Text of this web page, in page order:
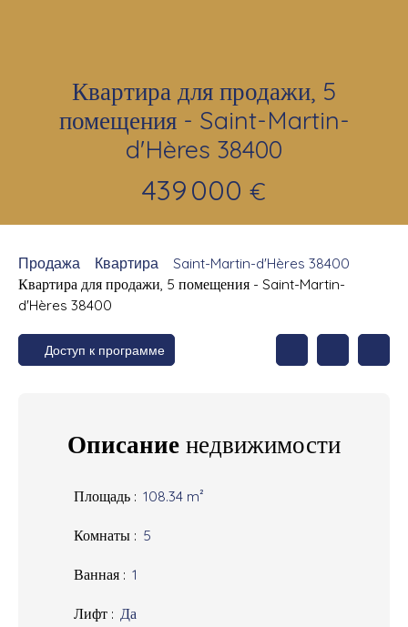
Квартира для продажи, 5
помещения - Saint-Martin-
d'Hères 38400
439 000 €
Продажа Квартира
Saint-Martin-d'Hères 38400
Квартира для продажи, 5 помещения - Saint-Martin-
d'Hères 38400
Доступ к программе
Описание недвижимости
Площадь : 108.34 m²
Комнаты : 5
Ванная : 1
Лифт : Да